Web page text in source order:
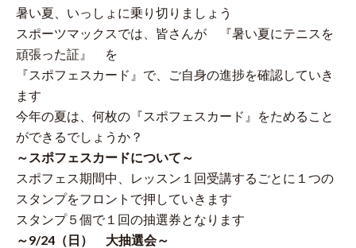
暑い夏、いっしょに乗り切りましょう
スポーツマックスでは、皆さんが 『暑い夏にテニスを
頑張った証』 を
『スポフェスカード』で、ご自身の進捗を確認していき
ます
今年の夏は、何枚の『スポフェスカード』をためること
ができるでしょうか？
～スポフェスカードについて～
スポフェス期間中、レッスン１回受講するごとに１つの
スタンプをフロントで押していきます
スタンプ５個で１回の抽選券となります
～9/24（日） 大抽選会～